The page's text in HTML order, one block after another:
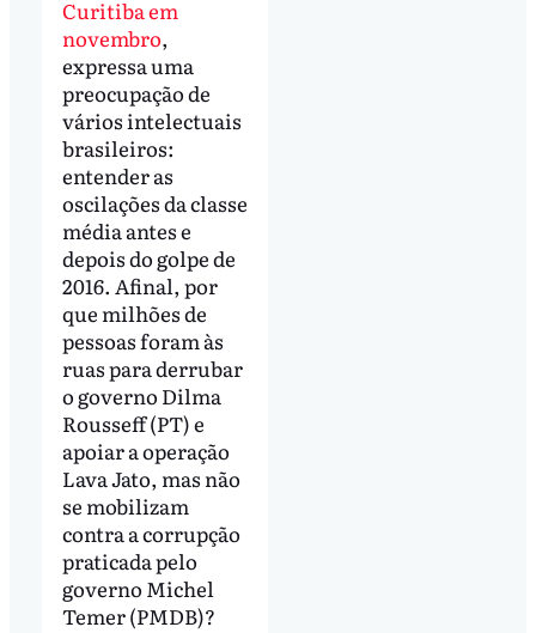
Curitiba em
novembro,
expressa uma
preocupação de
vários intelectuais
brasileiros:
entender as
oscilações da classe
média antes e
depois do golpe de
2016. Afinal, por
que milhões de
pessoas foram às
ruas para derrubar
o governo Dilma
Rousseff (PT) e
apoiar a operação
Lava Jato, mas não
se mobilizam
contra a corrupção
praticada pelo
governo Michel
Temer (PMDB)?